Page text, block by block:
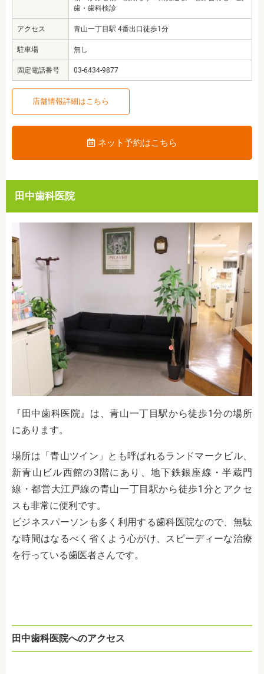
歯・歯科検診
アクセス 青山一丁目駅 4番出口徒歩1分
駐車場 無し
固定電話番号 03-6434-9877
店舗情報詳細はこちら
ネット予約はこちら
田中歯科医院
『田中歯科医院』は、青山一丁目駅から徒歩1分の場所
にあります。
場所は「青山ツイン」とも呼ばれるランドマークビル、
新青山ビル西館の3階にあり、地下鉄銀座線・半蔵門
線・都営大江戸線の青山一丁目駅から徒歩1分とアクセ
スも非常に便利です。
ビジネスパーソンも多く利用する歯科医院なので、無駄
な時間はなるべく省くよう心がけ、スピーディーな治療
を行っている歯医者さんです。
田中歯科医院へのアクセス